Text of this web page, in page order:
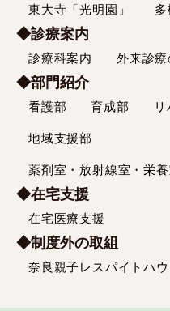
東大寺「光明園」 多
◆診療案内
診療科案内 外来診
◆部門紹介
看護部 育成部
地域支援部
薬剤室・放射線室・栄
◆在宅支援
在宅医療支援
◆制度外の取組
奈良親子レスパイトハウ